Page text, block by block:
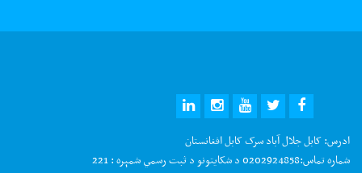
ادرس:کابل جلال آباد سرک کابل افغانستان
شماره تماس:0202924858 د شکایتونو د ثبت رسمي شمېره : 221